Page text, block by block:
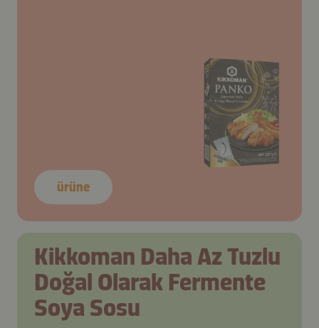
ürüne
Kikkoman Daha Az Tuzlu
Doğal Olarak Fermente
Soya Sosu